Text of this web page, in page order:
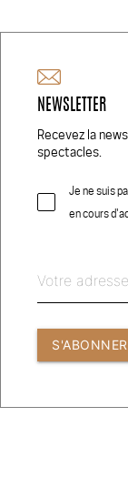
NEWSLETTER
Recevez la
spectacles.
Je ne suis
en cours
S'ABONNER